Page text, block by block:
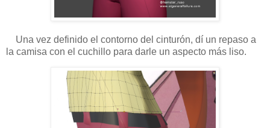
Una vez definido el contorno del cinturón, dí un repaso a
la camisa con el cuchillo para darle un aspecto más liso.